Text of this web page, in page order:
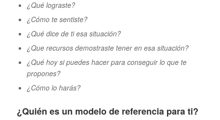
¿Qué lograste?
¿Cómo te sentiste?
¿Qué dice de ti esa situación?
¿Que recursos demostraste tener en esa situación?
¿Qué hoy si puedes hacer para conseguir lo que te
propones?
¿Cómo lo harás?
¿Quién es un modelo de referencia para ti?